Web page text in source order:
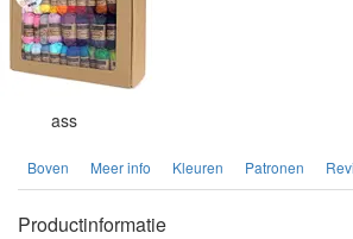
ass
Boven Meer info Kleuren Patronen
Productinformatie